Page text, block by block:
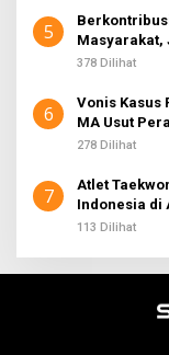
5
Masyarakat,
Transportasi
378 Dilihat
6
Vonis Kasus
MA Usut
278 Dilihat
7
Atlet
Indonesia di
113 Dilihat